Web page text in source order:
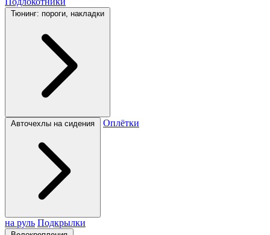
Тюнинг: пороги, накладки
Авточехлы на сидения Оплётки
на руль Подкрылки